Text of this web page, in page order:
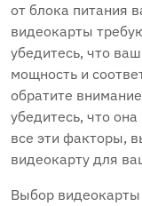
от блока питания
видеокарты
убедитесь, что
мощность и
обратите
убедитесь, что
все эти факторы,
видеокарту для
Выбор